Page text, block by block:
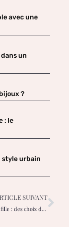
avec une
un
?
: le
style urbain
SUIVANT
Vêtement pour fille : des choix durables et stylés pour chaque occasion